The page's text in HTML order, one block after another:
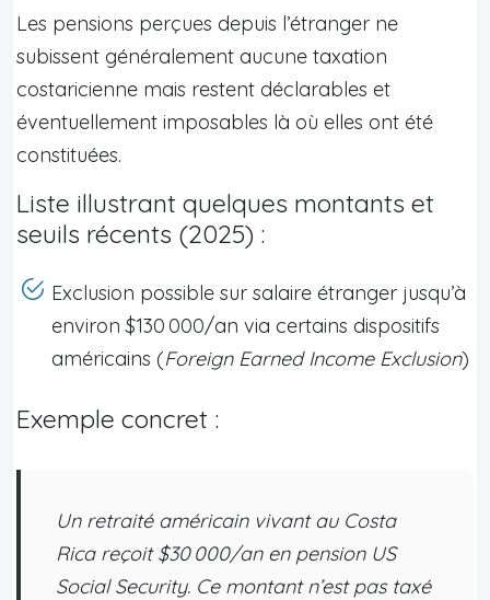
Les pensions perçues depuis l’étranger ne
subissent généralement aucune taxation
costaricienne mais restent déclarables et
éventuellement imposables là où elles ont été
constituées.
Liste illustrant quelques montants et
seuils récents (2025) :
Exclusion possible sur salaire étranger jusqu’à
environ $130 000/an via certains dispositifs
américains (Foreign Earned Income Exclusion)
Exemple concret :
Un retraité américain vivant au Costa
Rica reçoit $30 000/an en pension US
Social Security. Ce montant n’est pas taxé